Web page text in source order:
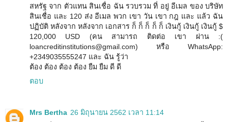
สหรัฐ จาก ตัวแทน สินเชื่อ ฉัน รวบรวม ที่ อยู่ อีเมล ของ บริษัท
สินเชื่อ และ 120 ส่ง อีเมล พวก เขา วัน เขา กฎ และ แล้ว ฉัน
ปฏิบัติ หลังจาก หลังจาก เอกสาร ก็ ก็ ก็ ก็ ก็ เงินกู้ เงินกู้ เงินกู้ $
120,000 USD (คน สามารถ ติดต่อ เขา ผ่าน :(
loancreditinstitutions@gmail.com) หรือ WhatsApp:
+2349035555247 และ ฉัน รู้ว่า
ต้อง ต้อง ต้อง ต้อง ยืม ยืม ดี ดี
ตอบ
Mrs Bertha 26 มิถุนายน 2562 เวลา 11:14